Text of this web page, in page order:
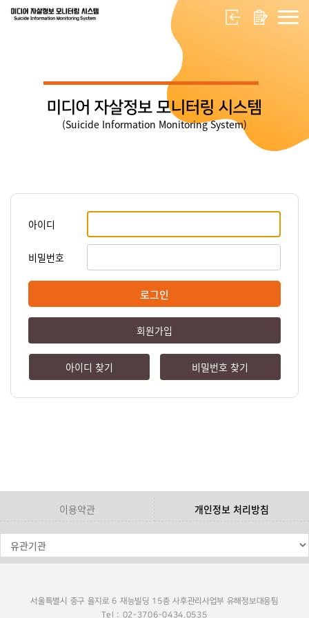
미디어 자살정보 모니터링 시스템
(Suicide Information Monitoring System)
아이디
비밀번호
로그인
회원가입
아이디 찾기 비밀번호 찾기
이용약관 개인정보 처리방침
서울특별시 중구 을지로 6 재능빌딩 15층 사후관리사업부 유해정보대응팀
Tel : 02-3706-0434,0535